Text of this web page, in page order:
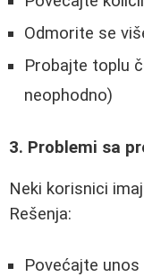
Odmorite se
Probajte toplu
neophodno)
3. Problemi sa
Neki korisnici
Rešenja:
Povećajte unos